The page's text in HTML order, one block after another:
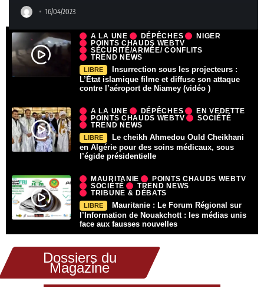
16/04/2023
A LA UNE DÉPÊCHES
NIGER
POINTS CHAUDS WEBTV
SÉCURITÉ/ARMÉE/ CONFLITS
TREND NEWS
LIBRE
Insurrection sous les projecteurs :
L’État islamique filme et diffuse son attaque
contre l’aéroport de Niamey (vidéo )
A LA UNE DÉPÊCHES
EN VEDETTE
POINTS CHAUDS WEBTV
SOCIÉTÉ
TREND NEWS
LIBRE
Le cheikh Ahmedou Ould Cheikhani
en Algérie pour des soins médicaux, sous
l’égide présidentielle
MAURITANIE
POINTS CHAUDS WEBTV
SOCIÉTÉ
TREND NEWS
TRIBUNE & DÉBATS
LIBRE
Mauritanie : Le Forum Régional sur
l’Information de Nouakchott : les médias unis
face aux fausses nouvelles
Dossiers du
Magazine